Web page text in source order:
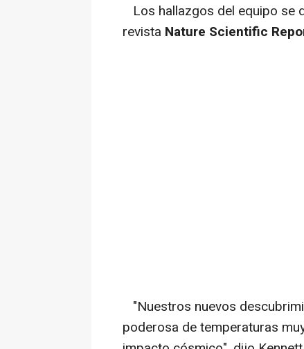
Los hallazgos del equipo se
revista Nature Scientific
"Nuestros nuevos
poderosa de temperaturas